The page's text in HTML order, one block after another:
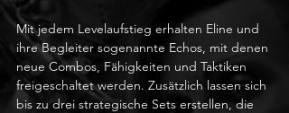
Mit jedem Levelaufstieg erhalten Eline und
ihre Begleiter sogenannte Echos, mit denen
neue Combos, Fähigkeiten und Taktiken
freigeschaltet werden. Zusätzlich lassen sich
bis zu drei strategische Sets erstellen, die